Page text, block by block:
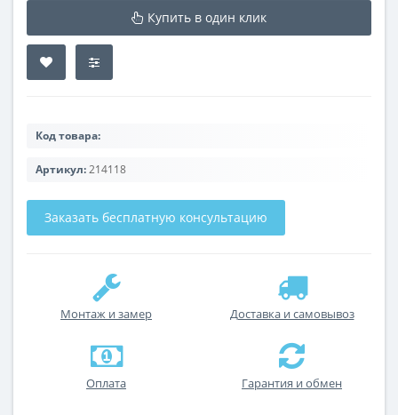
Купить в один клик
Код товара:
Артикул:214118
Заказать бесплатную консультацию
Монтаж и замер Доставка и самовывоз
Оплата Гарантия и обмен